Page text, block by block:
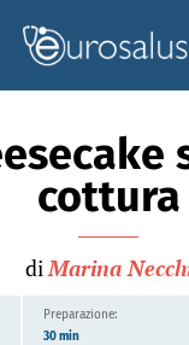
cottura
diMarina
Preparazione:
30 min